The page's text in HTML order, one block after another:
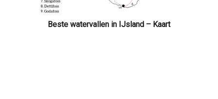
Beste watervallen in IJsland – Kaart